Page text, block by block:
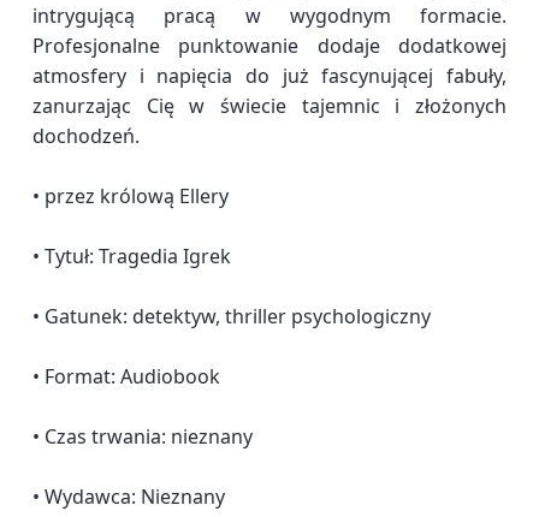
intrygującą pracą w wygodnym formacie.
Profesjonalne punktowanie dodaje dodatkowej
atmosfery i napięcia do już fascynującej fabuły,
zanurzając Cię w świecie tajemnic i złożonych
dochodzeń.
• przez królową Ellery
• Tytuł: Tragedia Igrek
• Gatunek: detektyw, thriller psychologiczny
• Format: Audiobook
• Czas trwania: nieznany
• Wydawca: Nieznany